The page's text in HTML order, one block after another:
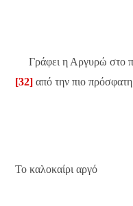
Γράφει η Αργυρώ στο
[32] από την πιο πρόσφατη
Το καλοκαίρι αργό